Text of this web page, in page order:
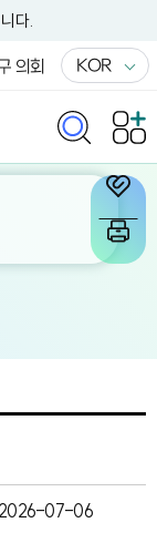
다.
의회 KOR
2026-07-06